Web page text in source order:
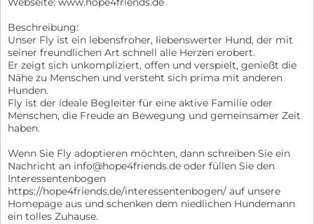
Beschreibung:
Unser Fly ist ein lebensfroher, liebenswerter Hund, der mit
seiner freundlichen Art schnell alle Herzen erobert.
Er zeigt sich unkompliziert, offen und verspielt, genießt die
Nähe zu Menschen und versteht sich prima mit anderen
Hunden.
Fly ist der ideale Begleiter für eine aktive Familie oder
Menschen, die Freude an Bewegung und gemeinsamer Zeit
haben.
Wenn Sie Fly adoptieren möchten, dann schreiben Sie ein
Nachricht an info@hope4friends.de oder füllen Sie den
Interessentenbogen
https://hope4friends.de/interessentenbogen/ auf unsere
Homepage aus und schenken dem niedlichen Hundemann
ein tolles Zuhause.